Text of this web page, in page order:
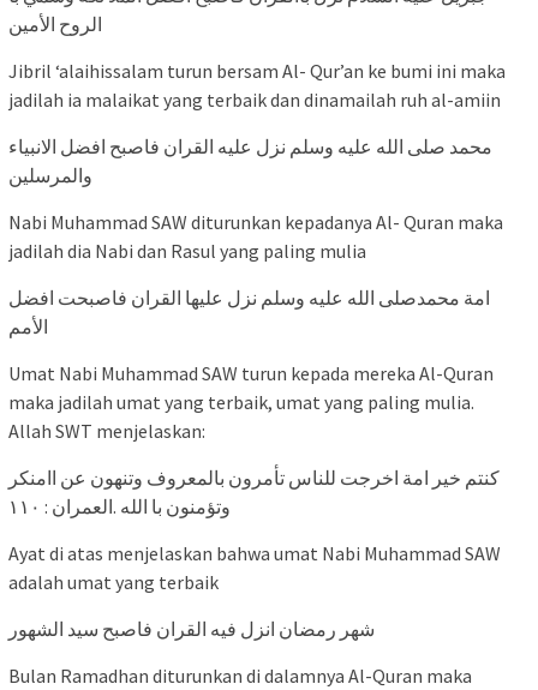
الروح الأمين
Jibril ‘alaihissalam turun bersam Al- Qur’an ke bumi ini maka
jadilah ia malaikat yang terbaik dan dinamailah ruh al-amiin
والمرسلين
Nabi Muhammad SAW diturunkan kepadanya Al- Quran maka
jadilah dia Nabi dan Rasul yang paling mulia
الأمم
Umat Nabi Muhammad SAW turun kepada mereka Al-Quran
maka jadilah umat yang terbaik, umat yang paling mulia.
Allah SWT menjelaskan:
وتؤمنون با الله .العمران : ١١٠
Ayat di atas menjelaskan bahwa umat Nabi Muhammad SAW
adalah umat yang terbaik
‎شهر رمضان انزل فيه القران فاصبح سيد الشهور
Bulan Ramadhan diturunkan di dalamnya Al-Quran maka